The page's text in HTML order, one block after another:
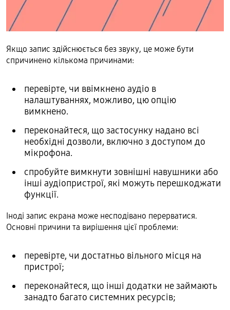
Якщо запис здійснюється без звуку, це може бути
спричинено кількома причинами:
перевірте, чи ввімкнено аудіо в
налаштуваннях, можливо, цю опцію
вимкнено.
переконайтеся, що застосунку надано всі
необхідні дозволи, включно з доступом до
мікрофона.
спробуйте вимкнути зовнішні навушники або
інші аудіопристрої, які можуть перешкоджати
функції.
Іноді запис екрана може несподівано перерватися.
Основні причини та вирішення цієї проблеми:
перевірте, чи достатньо вільного місця на
пристрої;
переконайтеся, що інші додатки не займають
занадто багато системних ресурсів;